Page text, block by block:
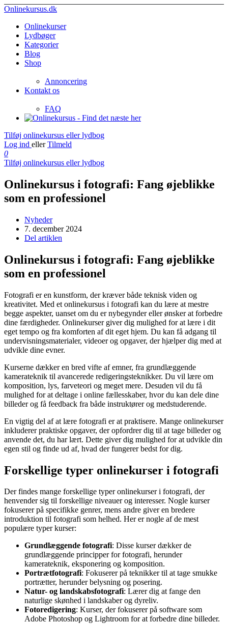
Onlinekursus.dk
Onlinekurser
Lydbøger
Kategorier
Blog
Shop
Annoncering
Kontakt os
FAQ
Tilføj onlinekursus eller lydbog
Log ind eller Tilmeld
0
Tilføj onlinekursus eller lydbog
Onlinekursus i fotografi: Fang øjeblikke
som en professionel
Nyheder
7. december 2024
Del artiklen
Onlinekursus i fotografi: Fang øjeblikke
som en professionel
Fotografi er en kunstform, der kræver både teknisk viden og
kreativitet. Med et onlinekursus i fotografi kan du lære at mestre
begge aspekter, uanset om du er nybegynder eller ønsker at forbedre
dine færdigheder. Onlinekurser giver dig mulighed for at lære i dit
eget tempo og fra komforten af dit eget hjem. Du kan få adgang til
undervisningsmaterialer, videoer og opgaver, der hjælper dig med at
udvikle dine evner.
Kurserne dækker en bred vifte af emner, fra grundlæggende
kamerateknik til avancerede redigeringsteknikker. Du vil lære om
komposition, lys, farveteori og meget mere. Desuden vil du få
mulighed for at deltage i online fællesskaber, hvor du kan dele dine
billeder og få feedback fra både instruktører og medstuderende.
En vigtig del af at lære fotografi er at praktisere. Mange onlinekurser
inkluderer praktiske opgaver, der opfordrer dig til at tage billeder og
anvende det, du har lært. Dette giver dig mulighed for at udvikle din
egen stil og finde ud af, hvad der fungerer bedst for dig.
Forskellige typer onlinekurser i fotografi
Der findes mange forskellige typer onlinekurser i fotografi, der
henvender sig til forskellige niveauer og interesser. Nogle kurser
fokuserer på specifikke genrer, mens andre giver en bredere
introduktion til fotografi som helhed. Her er nogle af de mest
populære typer kurser:
Grundlæggende fotografi: Disse kurser dækker de
grundlæggende principper for fotografi, herunder
kamerateknik, eksponering og komposition.
Portrætfotografi: Fokuserer på teknikker til at tage smukke
portrætter, herunder belysning og posering.
Natur- og landskabsfotografi: Lærer dig at fange den
naturlige skønhed i landskaber og dyreliv.
Fotoredigering: Kurser, der fokuserer på software som
Adobe Photoshop og Lightroom for at forbedre dine billeder.